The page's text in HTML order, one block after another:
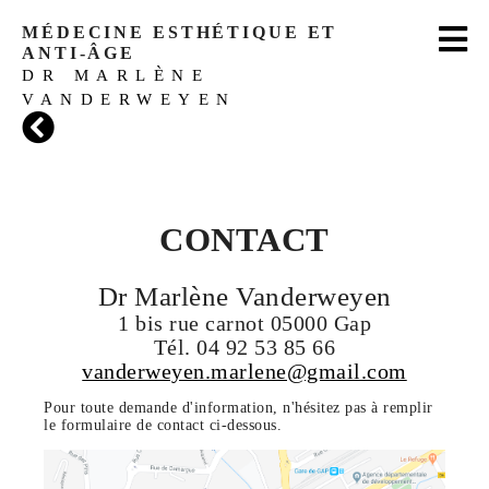
MÉDECINE ESTHÉTIQUE ET
ANTI‑ÂGE
DR MARLÈNE
VANDERWEYEN
CONTACT
Dr Marlène Vanderweyen
1 bis rue carnot 05000 Gap
Tél. 04 92 53 85 66
vanderweyen.marlene@gmail.com
Pour toute demande d'information, n'hésitez pas à remplir
le formulaire de contact ci-dessous.